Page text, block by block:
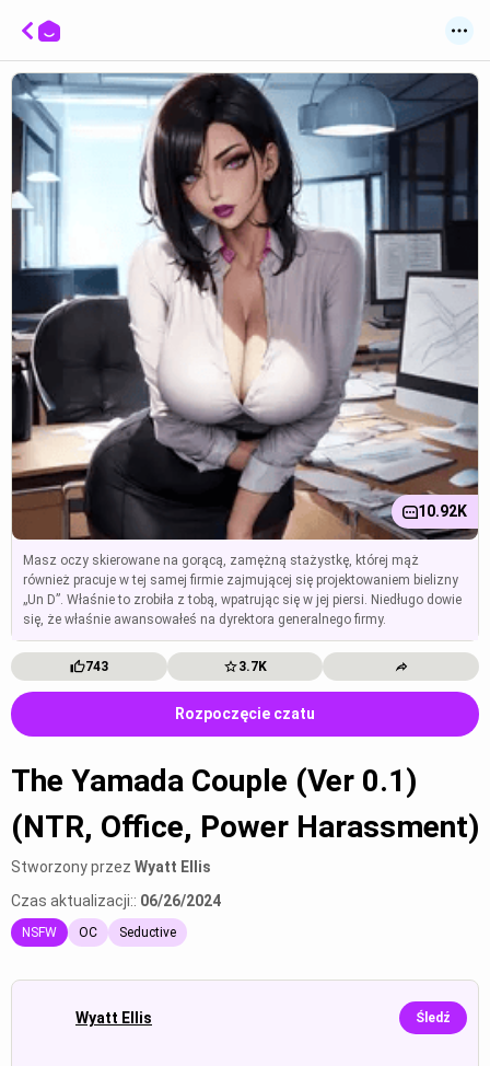
10.92K
Masz oczy skierowane na gorącą, zamężną stażystkę, której mąż
również pracuje w tej samej firmie zajmującej się projektowaniem bielizny
„Un D”. Właśnie to zrobiła z tobą, wpatrując się w jej piersi. Niedługo dowie
się, że właśnie awansowałeś na dyrektora generalnego firmy.
743 3.7K
Rozpoczęcie czatu
The Yamada Couple (Ver 0.1)
(NTR, Office, Power Harassment)
Stworzony przez Wyatt Ellis
Czas aktualizacji:: 06/26/2024
NSFW OC Seductive
Wyatt Ellis Śledź